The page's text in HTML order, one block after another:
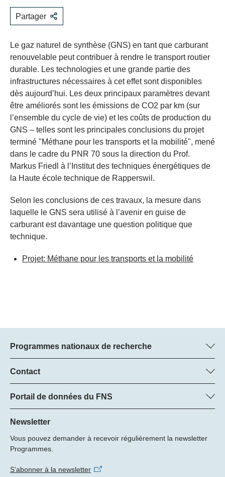
Partager
Le gaz naturel de synthèse (GNS) en tant que carburant
renouvelable peut contribuer à rendre le transport routier
durable. Les technologies et une grande partie des
infrastructures nécessaires à cet effet sont disponibles
dès aujourd’hui. Les deux principaux paramètres devant
être améliorés sont les émissions de CO2 par km (sur
l’ensemble du cycle de vie) et les coûts de production du
GNS – telles sont les principales conclusions du projet
terminé "Méthane pour les transports et la mobilité", mené
dans le cadre du PNR 70 sous la direction du Prof.
Markus Friedl à l’Institut des techniques énergétiques de
la Haute école technique de Rapperswil.
Selon les conclusions de ces travaux, la mesure dans
laquelle le GNS sera utilisé à l’avenir en guise de
carburant est davantage une question politique que
technique.
Projet: Méthane pour les transports et la mobilité
Programmes nationaux de recherche
Vous trouverez ici des informations sur tous les Programmes
nationaux de recherche (PNR) :
Tous les PNR
Contact
Manager du programme
Dr Pascal Walther, FNS
Tél.: +
22
Portail de données du FNS
Vous trouverez ici des informations complètes sur les projets de
recherche et les subsides approuvés par le FNS.
Recherche de projets
Newsletter
Vous pouvez demander à recevoir régulièrement la newsletter
Programmes.
S’abonner à la newsletter